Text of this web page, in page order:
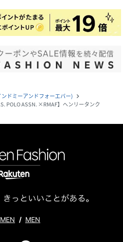
ンドミーアンドフォーエバー) navigate_next
POLO ASSN. ×RMAF】ヘンリータンク
/ MEN